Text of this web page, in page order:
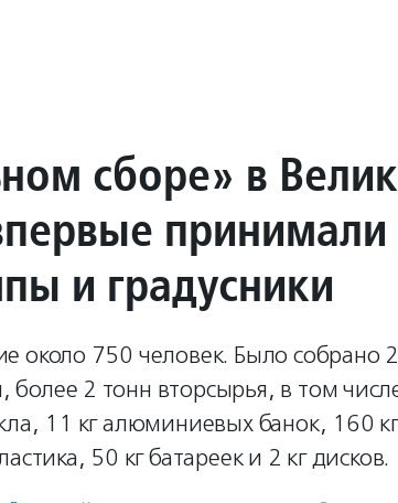
сборе» в
принимали
и градусники
около 750 человек. Было собрано
2 тонн вторсырья, в том
11 кг алюминиевых банок, 160
50 кг батареек и 2 кг дисков.